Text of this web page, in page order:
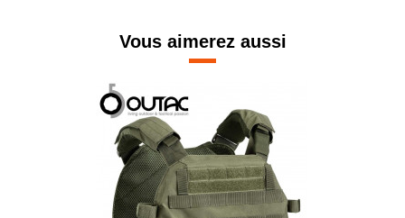
Vous aimerez aussi